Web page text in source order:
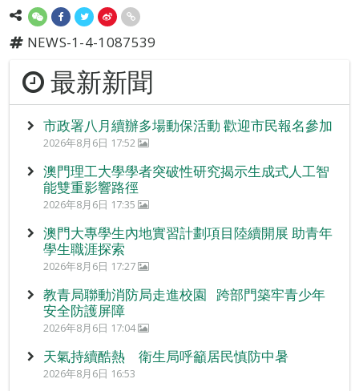
NEWS-1-4-1087539
最新新聞
市政署八月續辦多場動保活動 歡迎市民報名參加
2026年8月6日 17:52
澳門理工大學學者突破性研究揭示生成式人工智
能雙重影響路徑
2026年8月6日 17:35
澳門大專學生內地實習計劃項目陸續開展 助青年
學生職涯探索
2026年8月6日 17:27
教青局聯動消防局走進校園 跨部門築牢青少年
安全防護屏障
2026年8月6日 17:04
天氣持續酷熱 衛生局呼籲居民慎防中暑
2026年8月6日 16:53